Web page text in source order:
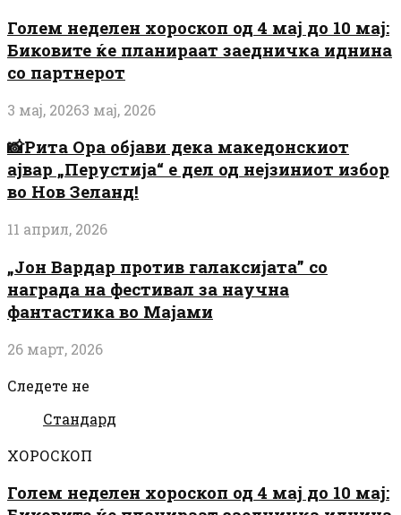
Голем неделен хороскоп од 4 мај до 10 мај:
Биковите ќе планираат заедничка иднина
со партнерот
3 мај, 20263 мај, 2026
📸Рита Ора објави дека македонскиот
ајвар „Перустија“ е дел од нејзиниот избор
во Нов Зеланд!
11 април, 2026
„Јон Вардар против галаксијата” со
награда на фестивал за научна
фантастика во Мајами
26 март, 2026
Следете не
Стандард
ХОРОСКОП
Голем неделен хороскоп од 4 мај до 10 мај: